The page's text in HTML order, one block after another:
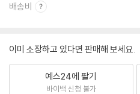
배송비
이미 소장하고 있다면 판매해 보세요.
예스24에 팔기
바이백 신청 불가